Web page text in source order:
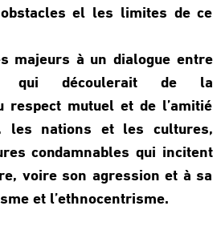
el les limites de ce
majeurs à un dialogue entre
qui découlerait de la
respect mutuel et de l’amitié
les nations et les cultures,
condamnables qui incitent
voire son agression et à sa
et l’ethnocentrisme.